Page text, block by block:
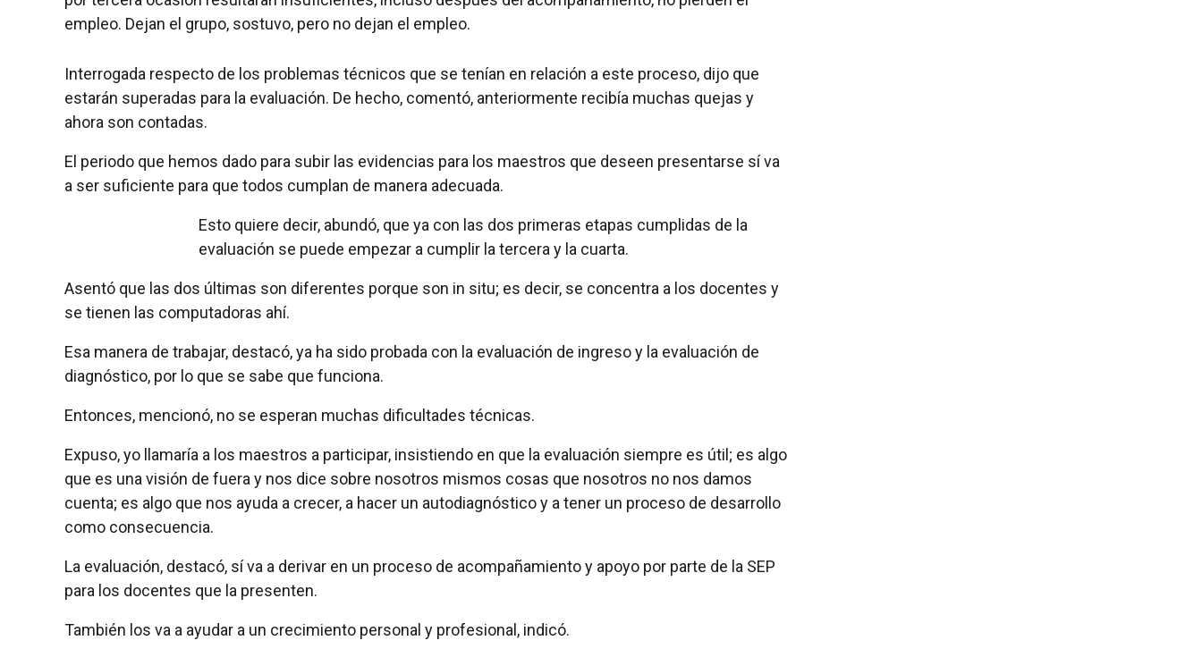
empleo. Dejan el grupo, sostuvo, pero no dejan el empleo.
Interrogada respecto de los problemas técnicos que se tenían en relación a este proceso, dijo que
estarán superadas para la evaluación. De hecho, comentó, anteriormente recibía muchas quejas y
ahora son contadas.
El periodo que hemos dado para subir las evidencias para los maestros que deseen presentarse sí va
a ser suficiente para que todos cumplan de manera adecuada.
Esto quiere decir, abundó, que ya con las dos primeras etapas cumplidas de la
evaluación se puede empezar a cumplir la tercera y la cuarta.
Asentó que las dos últimas son diferentes porque son in situ; es decir, se concentra a los docentes y
se tienen las computadoras ahí.
Esa manera de trabajar, destacó, ya ha sido probada con la evaluación de ingreso y la evaluación de
diagnóstico, por lo que se sabe que funciona.
Entonces, mencionó, no se esperan muchas dificultades técnicas.
Expuso, yo llamaría a los maestros a participar, insistiendo en que la evaluación siempre es útil; es algo
que es una visión de fuera y nos dice sobre nosotros mismos cosas que nosotros no nos damos
cuenta; es algo que nos ayuda a crecer, a hacer un autodiagnóstico y a tener un proceso de desarrollo
como consecuencia.
La evaluación, destacó, sí va a derivar en un proceso de acompañamiento y apoyo por parte de la SEP
para los docentes que la presenten.
También los va a ayudar a un crecimiento personal y profesional, indicó.